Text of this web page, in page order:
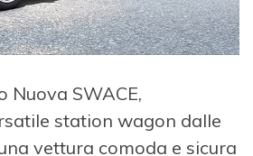
Nuova SWACE,
station wagon dalle
vettura comoda e sicura